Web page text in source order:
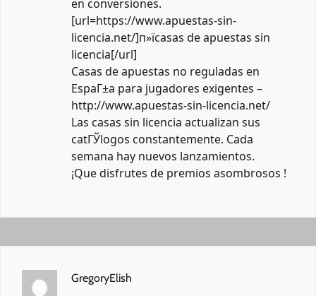
en conversiones.
[url=https://www.apuestas-sin-
licencia.net/]п»їcasas de apuestas sin
licencia[/url]
Casas de apuestas no reguladas en
EspaГ±a para jugadores exigentes –
http://www.apuestas-sin-licencia.net/
Las casas sin licencia actualizan sus
catГЎlogos constantemente. Cada
semana hay nuevos lanzamientos.
¡Que disfrutes de premios asombrosos !
GregoryElish